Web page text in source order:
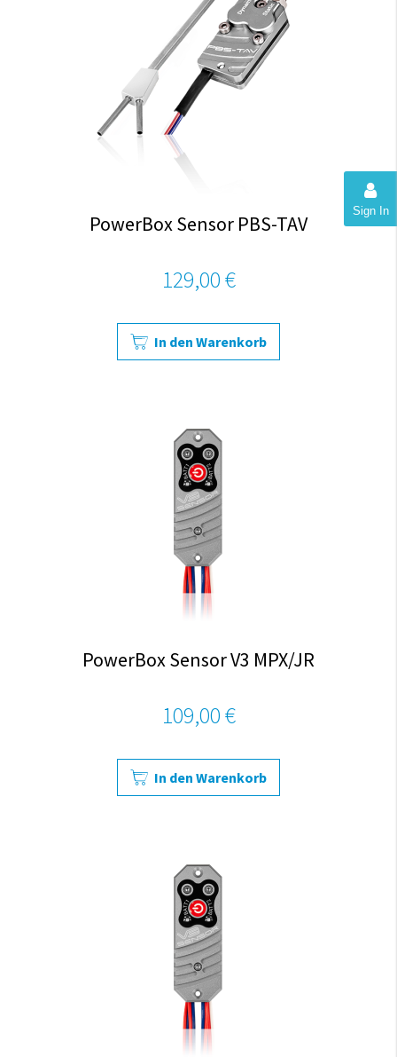
Sign In
PowerBox Sensor PBS-TAV
129,00 €
In den Warenkorb
PowerBox Sensor V3 MPX/JR
109,00 €
In den Warenkorb